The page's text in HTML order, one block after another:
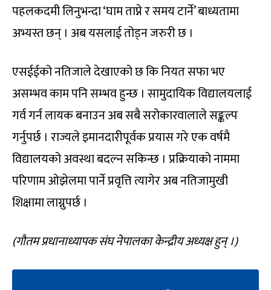
पहलकदमी लिनुभन्दा ‘घाम ताप्ने र समय टार्ने’ बाध्यतामा
अभ्यस्त छन् । अब यसलाई तोड्न जरुरी छ ।
एसईईको नतिजाले देखाएको छ कि नियत सफा भए
असम्भव काम पनि सम्भव हुन्छ । सामुदायिक विद्यालयलाई
गर्व गर्न लायक बनाउन अब सबै सरोकारवालाले सङ्कल्प
गर्नुपर्छ । राज्यले इमानदारीपूर्वक प्रयास गरे एक वर्षमै
विद्यालयको अवस्था बदल्न सकिन्छ । प्रक्रियाको नाममा
परिणाम ओझेलमा पार्ने प्रवृत्ति त्यागेर अब नतिजामुखी
शिक्षामा लाग्नुपर्छ ।
(गौतम प्रधानाध्यापक संघ नेपालका केन्द्रीय अध्यक्ष हुन् ।)